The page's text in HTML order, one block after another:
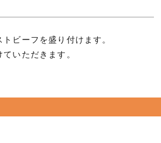
ビーフを盛り付けます。
ていただきます。